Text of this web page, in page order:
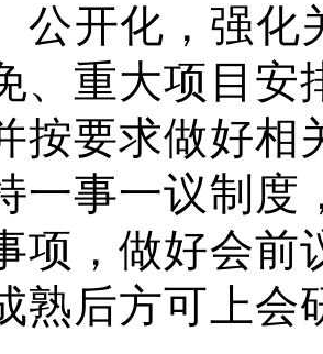
公开化，强化
、重大项目安
按要求做好相
一事一议制度
项，做好会前
熟后方可上会